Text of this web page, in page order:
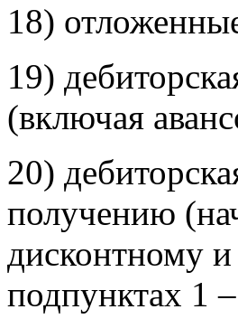
18)
19)
(включая
20)
получению
дисконтному
подпунктах 1